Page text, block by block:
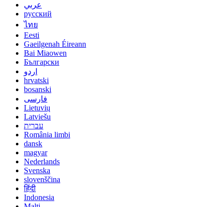
عربي
русский
ไทย
Eesti
Gaeilgenah Éireann
Bai Miaowen
Български
اردو
hrvatski
bosanski
فارسی
Lietuvių
Latviešu
עברית
România limbi
dansk
magyar
Nederlands
Svenska
slovenščina
हिंदी
Indonesia